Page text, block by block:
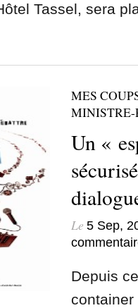
Tassel, sera
MES
MINISTRE-
Un «
Le 5 Sep,
Depuis
container